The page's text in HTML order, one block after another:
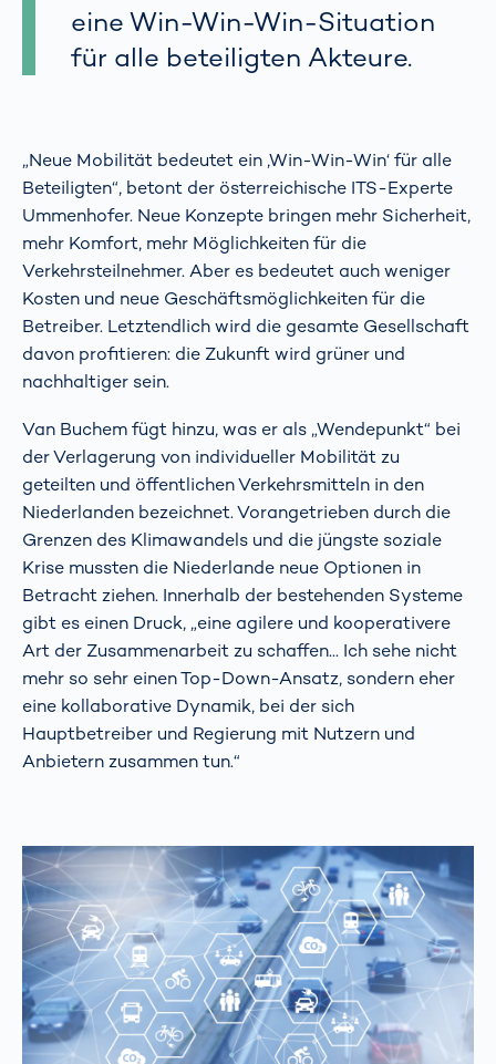
eine Win-Win-Win-Situation
für alle beteiligten Akteure.
„Neue Mobilität bedeutet ein ‚Win-Win-Win‘ für alle
Beteiligten“, betont der österreichische ITS-Experte
Ummenhofer. Neue Konzepte bringen mehr Sicherheit,
mehr Komfort, mehr Möglichkeiten für die
Verkehrsteilnehmer. Aber es bedeutet auch weniger
Kosten und neue Geschäftsmöglichkeiten für die
Betreiber. Letztendlich wird die gesamte Gesellschaft
davon profitieren: die Zukunft wird grüner und
nachhaltiger sein.
Van Buchem fügt hinzu, was er als „Wendepunkt“ bei
der Verlagerung von individueller Mobilität zu
geteilten und öffentlichen Verkehrsmitteln in den
Niederlanden bezeichnet. Vorangetrieben durch die
Grenzen des Klimawandels und die jüngste soziale
Krise mussten die Niederlande neue Optionen in
Betracht ziehen. Innerhalb der bestehenden Systeme
gibt es einen Druck, „eine agilere und kooperativere
Art der Zusammenarbeit zu schaffen... Ich sehe nicht
mehr so sehr einen Top-Down-Ansatz, sondern eher
eine kollaborative Dynamik, bei der sich
Hauptbetreiber und Regierung mit Nutzern und
Anbietern zusammen tun.“